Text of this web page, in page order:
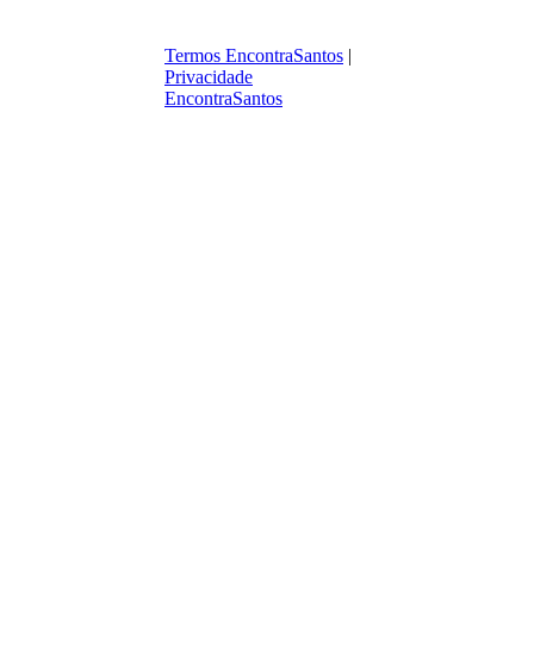
Termos EncontraSantos |
Privacidade
EncontraSantos